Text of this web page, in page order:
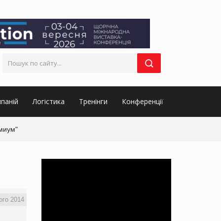
Логістика Тренінги Конференції
2014